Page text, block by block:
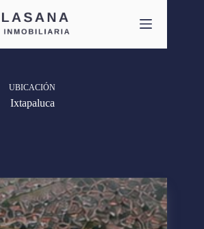
UBICACIÓN
Ixtapaluca